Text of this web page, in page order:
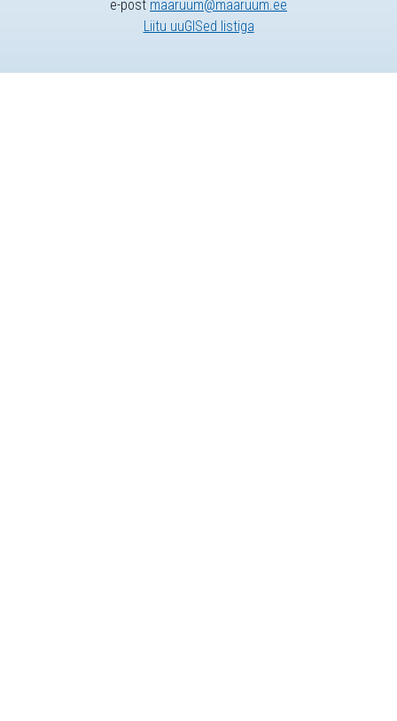
e-post maaruum@maaruum.ee
Liitu uuGISed listiga